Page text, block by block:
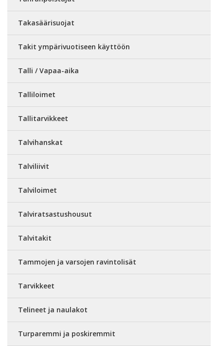
Takasäärisuojat
Takit ympärivuotiseen käyttöön
Talli / Vapaa-aika
Talliloimet
Tallitarvikkeet
Talvihanskat
Talviliivit
Talviloimet
Talviratsastushousut
Talvitakit
Tammojen ja varsojen ravintolisät
Tarvikkeet
Telineet ja naulakot
Turparemmi ja poskiremmit